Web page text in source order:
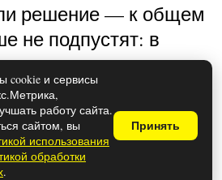
решение — к общем
не подпустят: в
у пассажиров все
cookie и сервисы
работу сайта.
сайтом, вы
использования
обработки
.
Принять